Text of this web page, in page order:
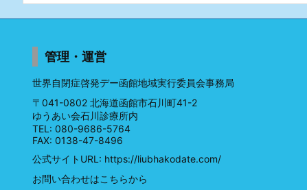
管理・運営
世界自閉症啓発デー函館地域実行委員会事務局
〒041-0802 北海道函館市石川町41-2
ゆうあい会石川診療所内
TEL: 080-9686-5764
FAX: 0138-47-8496
公式サイトURL: https://liubhakodate.com/
お問い合わせはこちらから